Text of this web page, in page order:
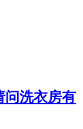
问洗衣房有